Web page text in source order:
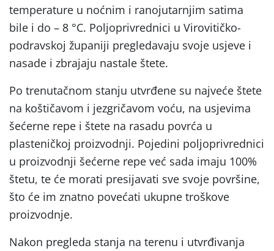
temperature u noćnim i ranojutarnjim satima
bile i do – 8 °C. Poljoprivrednici u Virovitičko-
podravskoj županiji pregledavaju svoje usjeve i
nasade i zbrajaju nastale štete.
Po trenutačnom stanju utvrđene su najveće štete
na koštičavom i jezgričavom voću, na usjevima
šećerne repe i štete na rasadu povrća u
plasteničkoj proizvodnji. Pojedini poljoprivrednici
u proizvodnji šećerne repe već sada imaju 100%
štetu, te će morati presijavati sve svoje površine,
što će im znatno povećati ukupne troškove
proizvodnje.
Nakon pregleda stanja na terenu i utvrđivanja